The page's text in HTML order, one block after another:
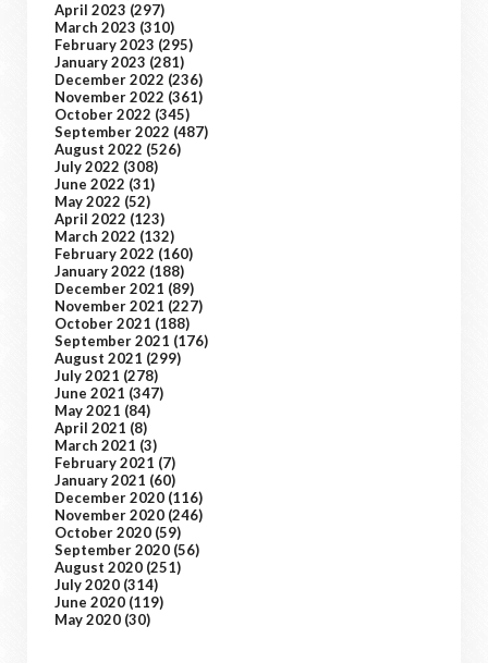
April 2023 (297)
March 2023 (310)
February 2023 (295)
January 2023 (281)
December 2022 (236)
November 2022 (361)
October 2022 (345)
September 2022 (487)
August 2022 (526)
July 2022 (308)
June 2022 (31)
May 2022 (52)
April 2022 (123)
March 2022 (132)
February 2022 (160)
January 2022 (188)
December 2021 (89)
November 2021 (227)
October 2021 (188)
September 2021 (176)
August 2021 (299)
July 2021 (278)
June 2021 (347)
May 2021 (84)
April 2021 (8)
March 2021 (3)
February 2021 (7)
January 2021 (60)
December 2020 (116)
November 2020 (246)
October 2020 (59)
September 2020 (56)
August 2020 (251)
July 2020 (314)
June 2020 (119)
May 2020 (30)